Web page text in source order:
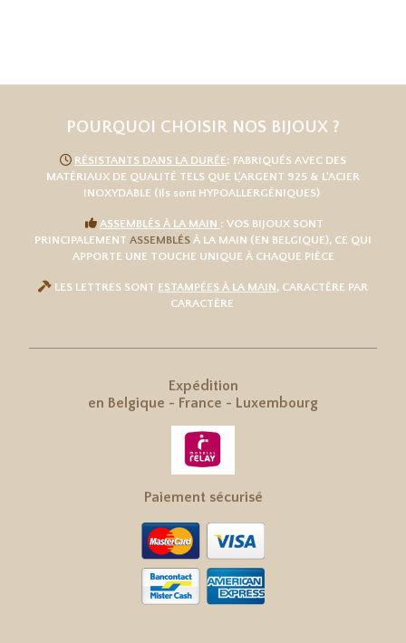
POURQUOI CHOISIR NOS BIJOUX ?
 RÉSISTANTS DANS LA DURÉE: FABRIQUÉS AVEC DES
MATÉRIAUX DE QUALITÉ TELS QUE L 'ARGENT 925 & L'ACIER
INOXYDABLE (ils sont HYPOALLERGÉNIQUES)
 ASSEMBLÉS À LA MAIN : VOS BIJOUX SONT
PRINCIPALEMENT ASSEMBLÉS À LA MAIN (EN BELGIQUE), CE QUI
APPORTE UNE TOUCHE UNIQUE À CHAQUE PIÈCE
 LES LETTRES SONT ESTAMPÉES À LA MAIN, CARACTÈRE PAR
CARACTÈRE
Expédition
en Belgique - France - Luxembourg
Paiement sécurisé